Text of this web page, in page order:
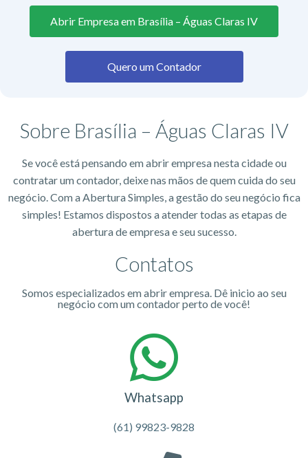
Abrir Empresa em Brasília – Águas Claras IV
Quero um Contador
Sobre Brasília – Águas Claras IV
Se você está pensando em abrir empresa nesta cidade ou
contratar um contador, deixe nas mãos de quem cuida do seu
negócio. Com a Abertura Simples, a gestão do seu negócio fica
simples! Estamos dispostos a atender todas as etapas de
abertura de empresa e seu sucesso.
Contatos
Somos especializados em abrir empresa. Dê inicio ao seu
negócio com um contador perto de você!
Whatsapp
(61) 99823-9828